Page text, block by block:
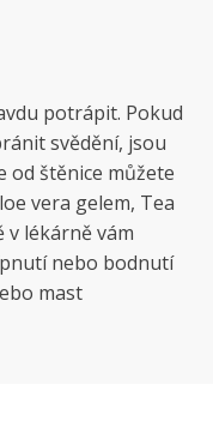
potrápit. Pokud
svědění, jsou
od štěnice můžete
vera gelem, Tea
v lékárně vám
nebo bodnutí
mast